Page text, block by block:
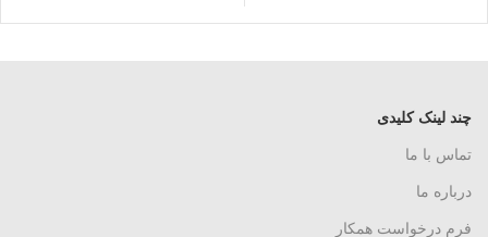
چند لینک کلیدی
تماس با ما
درباره ما
فرم درخواست همکار